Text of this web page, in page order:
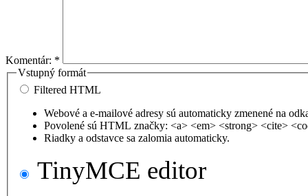
Komentár: *
Vstupný formát
Filtered HTML
Webové a e-mailové adresy sú automaticky zmenené na
Povolené sú HTML značky: <a> <em> <strong> <cite>
Riadky a odstavce sa zalomia automaticky.
TinyMCE editor